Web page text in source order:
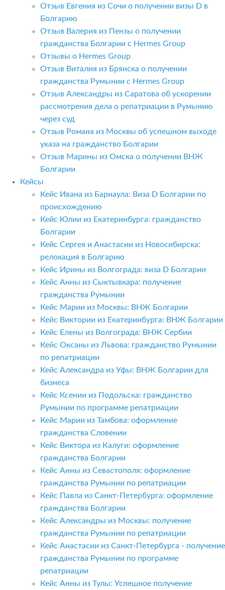
Отзыв Евгения из Сочи о получении визы D в
Болгарию
Отзыв Валерия из Пензы о получении
гражданства Болгарии с Hermes Group
Отзывы о Hermes Group
Отзыв Виталия из Брянска о получении
гражданства Румынии с Hermes Group
Отзыв Александры из Саратова об ускорении
рассмотрения дела о репатриации в Румынию
через суд
Отзыв Романа из Москвы об успешном выходе
указа на гражданство Болгарии
Отзыв Марины из Омска о получении ВНЖ
Болгарии
Кейсы
Кейс Ивана из Барнаула: Виза D Болгарии по
происхождению
Кейс Юлии из Екатеринбурга: гражданство
Болгарии
Кейс Сергея и Анастасии из Новосибирска:
релокация в Болгарию
Кейс Ирины из Волгограда: виза D Болгарии
Кейс Анны из Сыктывкара: получение
гражданства Румынии
Кейс Марии из Москвы: ВНЖ Болгарии
Кейс Виктории из Екатеринбурга: ВНЖ Болгарии
Кейс Елены из Волгограда: ВНЖ Сербии
Кейс Оксаны из Львова: гражданство Румынии
по репатриации
Кейс Александра из Уфы: ВНЖ Болгарии для
бизнеса
Кейс Ксении из Подольска: гражданство
Румынии по программе репатриации
Кейс Марии из Тамбова: оформление
гражданства Словении
Кейс Виктора из Калуги: оформление
гражданства Болгарии
Кейс Анны из Севастополя: оформление
гражданства Румынии по репатриации
Кейс Павла из Санкт-Петербурга: оформление
гражданства Болгарии
Кейс Александры из Москвы: получение
гражданства Румынии по репатриации
Кейс Анастасии из Санкт-Петербурга - получение
гражданства Румынии по программе
репатриации
Кейс Анны из Тулы: Успешное получение